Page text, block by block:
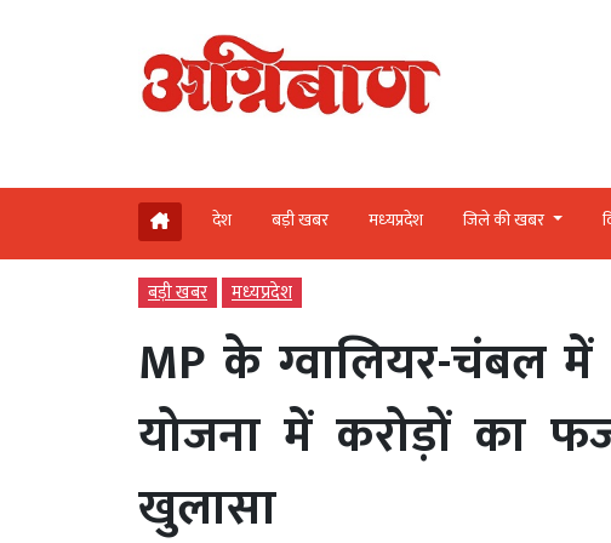
देश बड़ी खबर मध्‍यप्रदेश जिले की खबर
बड़ी खबर मध्‍यप्रदेश
MP के ग्वालियर-चंबल में
योजना में करोड़ों का
खुलासा